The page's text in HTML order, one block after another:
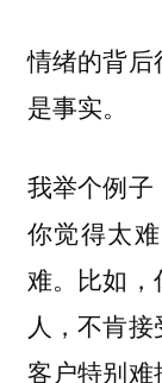
情绪的背
是事实。
我举个例子
你觉得太
难。比如，
人，不肯
客户特别